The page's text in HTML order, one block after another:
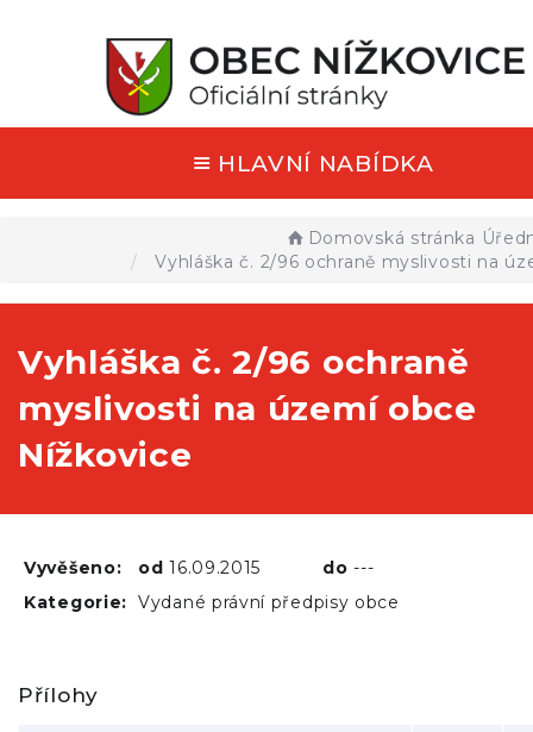
HLAVNÍ NABÍDKA
Domovská stránka
Vyhláška č. 2/96 ochraně myslivosti na
Vyhláška č. 2/96 ochraně
myslivosti na území obce
Nížkovice
Vyvěšeno: od16.09.2015 do---
Kategorie: Vydané právní předpisy obce
Přílohy